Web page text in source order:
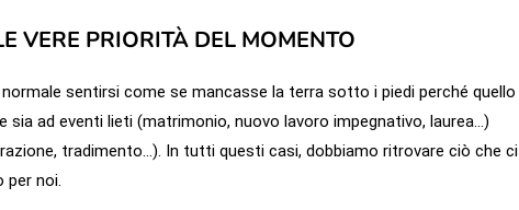
VERE PRIORITÀ DEL MOMENTO
sentirsi come se mancasse la terra sotto i piedi perché quello
ad eventi lieti (matrimonio, nuovo lavoro impegnativo, laurea…)
tradimento…). In tutti questi casi, dobbiamo ritrovare ciò che ci
per noi.